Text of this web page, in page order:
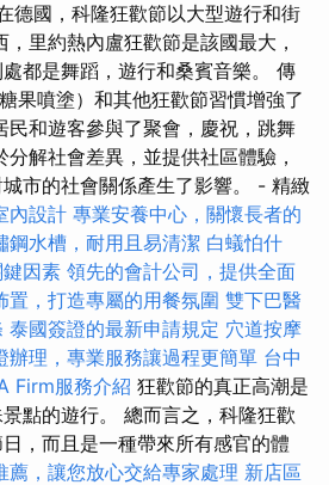
德國，科隆狂歡節以大型遊行和街
里約熱內盧狂歡節是該國最大，
都是舞蹈，遊行和桑賓音樂。 傳
果噴塗）和其他狂歡節習慣增強了
民和遊客參與了聚會，慶祝，跳舞
解社會差異，並提供社區體驗，
市的社會關係產生了影響。 - 精緻
內設計 專業安養中心，關懷長者的
鋼水槽，耐用且易清潔 白蟻怕什
因素 領先的會計公司，提供全面
置，打造專屬的用餐氛圍 雙下巴醫
泰國簽證的最新申請規定 穴道按摩
辦理，專業服務讓過程更簡單 台中
Firm服務介紹 狂歡節的真正高潮是
點的遊行。 總而言之，科隆狂歡
，而且是一種帶來所有感官的體
薦，讓您放心交給專家處理 新店區